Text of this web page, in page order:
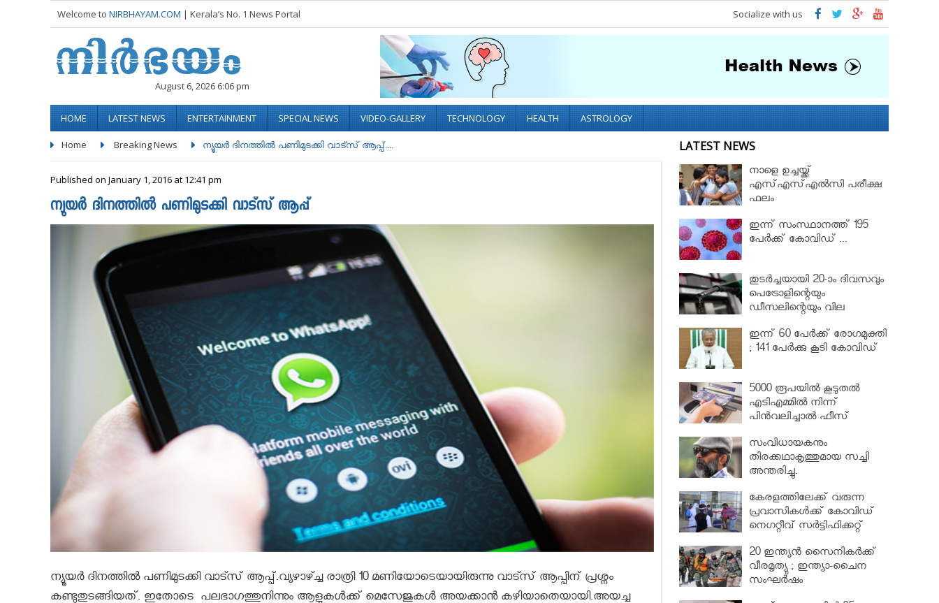
Welcome to NIRBHAYAM.COM | Kerala’s No. 1 News Portal Socialize with us
August 6, 2026 6:06 pm
HOME LATEST NEWS ENTERTAINMENT SPECIAL NEWS VIDEO-GALLERY TECHNOLOGY HEALTH ASTROLOGY
Home Breaking News ന്യൂയർ ദിനത്തിൽ പണിമുടക്കി വാട്സ് ആപ്പ്....
Published on January 1, 2016 at 12:41 pm
ന്യൂയർ ദിനത്തിൽ പണിമുടക്കി വാട്സ് ആപ്പ്
ന്യൂയർ ദിനത്തിൽ പണിമുടക്കി വാട്സ് ആപ്പ്.വ്യഴാഴ്ച്ച രാത്രി 10 മണിയോടെയായിരുന്നു വാട്സ് ആപ്പിന് പ്രശ്നം
കണ്ടുതുടങ്ങിയത്. ഇതോടെ പലഭാഗത്തുനിന്നും ആളുകൾക്ക് മെസേജുകൾ അയക്കാൻ കഴിയാതെയായി.അയച്ച
LATEST NEWS
നാളെ ഉച്ചയ്ക്ക്
എസ്എസ്എല്‍സി പരീക്ഷ
ഫലം
ഇന്ന് സംസ്ഥാനത്ത് 195
പേര്‍ക്ക് കോവിഡ് ...
തുടർച്ചയായി 20-ാം ദിവസവും
പെട്രോളിന്റെയും
ഡീസലിന്റെയും വില
ഇന്ന് 60 പേർക്ക് രോഗമുക്തി
; 141 പേര്‍ക്കു കൂടി കോവിഡ്
5000 രൂപയിൽ കൂടുതൽ
എടിഎമ്മിൽ നിന്ന്
പിൻവലിച്ചാൽ ഫീസ്
സംവിധായകനും
തിരക്കഥാകൃത്തുമായ സച്ചി
അന്തരിച്ചു.
കേരളത്തിലേക്ക് വരുന്ന
പ്രവാസികള്‍ക്ക് കോവിഡ്
നെഗറ്റീവ് സര്‍ട്ടിഫിക്കറ്റ്
20 ഇന്ത്യൻ സൈനികർക്ക്
വീരമൃത്യു ; ഇന്ത്യാ-ചൈന
സംഘർഷം